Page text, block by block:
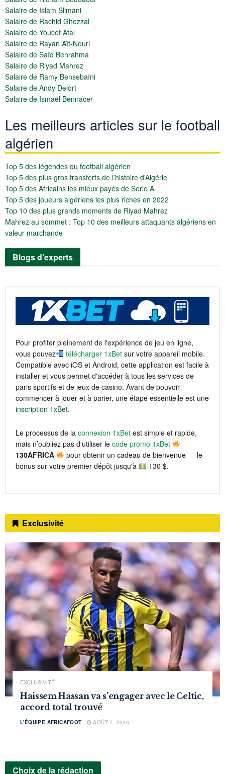
Salaire de Islam Slimani
Salaire de Rachid Ghezzal
Salaire de Youcef Atal
Salaire de Rayan Aït-Nouri
Salaire de Saïd Benrahma
Salaire de Riyad Mahrez
Salaire de Ramy Bensebaïni
Salaire de Andy Delort
Salaire de Ismaël Bennacer
Les meilleurs articles sur le football
algérien
Top 5 des légendes du football algérien
Top 5 des plus gros transferts de l’histoire d’Algérie
Top 5 des Africains les mieux payés de Serie A
Top 5 des joueurs algériens les plus riches en 2022
Top 10 des plus grands moments de Riyad Mahrez
Mahrez au sommet : Top 10 des meilleurs attaquants algériens en
valeur marchande
Blogs d’experts
Pour profiter pleinement de l'expérience de jeu en ligne,
vous pouvez
télécharger 1xBet sur votre appareil mobile.
Compatible avec iOS et Android, cette application est facile à
installer et vous permet d'accéder à tous les services de
paris sportifs et de jeux de casino. Avant de pouvoir
commencer à jouer et à parier, une étape essentielle est une
inscription 1xBet.
Le processus de la connexion 1xBet est simple et rapide,
mais n’oubliez pas d'utiliser le code promo 1xBet
130AFRICA
pour obtenir un cadeau de bienvenue — le
bonus sur votre premier dépôt jusqu'à
130 $.
Exclusivité
EXCLUSIVITÉ
Haissem Hassan va s’engager avec le Celtic,
accord total trouvé
L'ÉQUIPE AFRICAFOOT AOÛT 7, 2026
Choix de la rédaction